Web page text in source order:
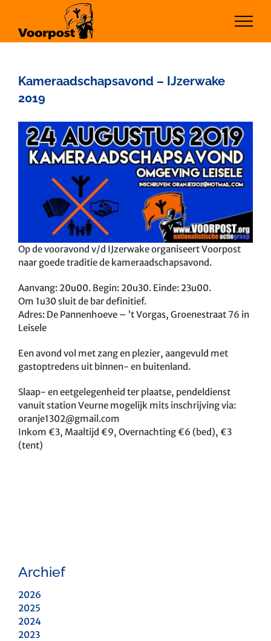
inhoud
Kameraadschapsavond – IJzerwake
2019
Bekijk
grotere
afbeelding
Op de vooravond v/d IJzerwake organiseert Voorpost
naar goede traditie de kameraadschapsavond.
Aanvang: 20u00. Begin: 20u30. Einde: 23u00.
Om 1u30 sluit de bar definitief.
Adres: De Pannenhoeve – ’t Vorgas, Groenestraat 76 in
Leisele
Een avond vol met zang en plezier, aangevuld met
gastoptredens uit binnen- en buitenland.
Slaap- en eetgelegenheid ter plaatse, pendeldienst
vanuit station Veurne mogelijk mits inschrijving via:
oranje1302@gmail.com
Inkom €3, Maaltijd €9, Overnachting €6 (bed), €3
(tent)
Archief
2026
2025
2024
2023